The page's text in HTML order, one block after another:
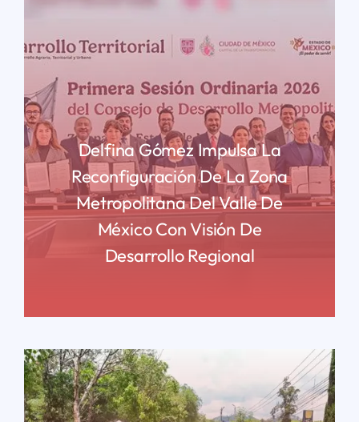
Delfina Gómez Impulsa La
Reconfiguración De La Zona
Metropolitana Del Valle De
México Con Visión De
Desarrollo Regional